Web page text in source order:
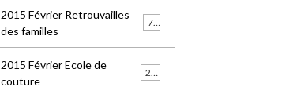
2015 Février Retrouvailles
des familles
77
2015 Février Ecole de
couture